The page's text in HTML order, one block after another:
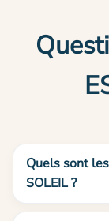
Quels sont
SOLEIL ?